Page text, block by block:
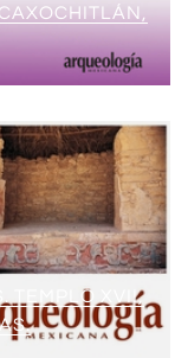
TEMPLO XVII,